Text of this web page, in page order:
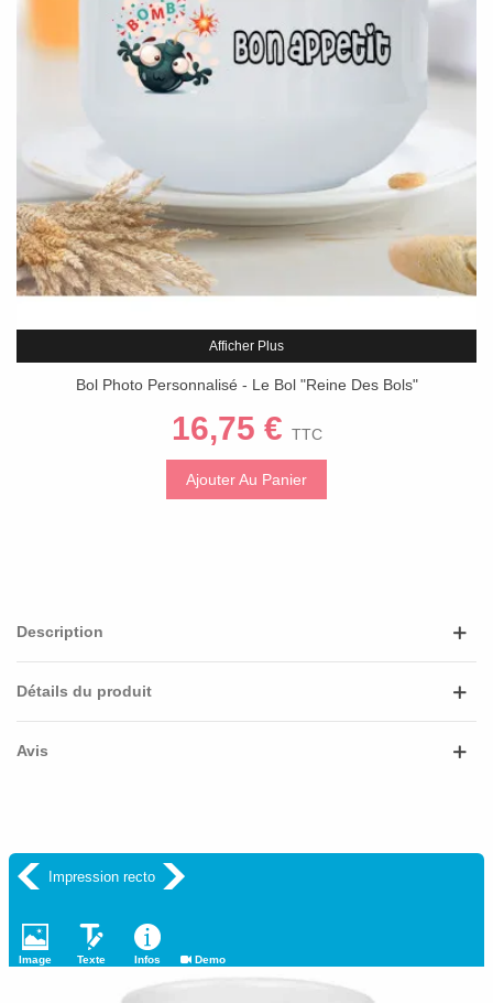
Afficher Plus
Bol Photo Personnalisé - Le Bol "Reine Des Bols"
16,75 € TTC
Ajouter Au Panier
Description
Détails du produit
Avis
Impression recto
Image Texte Infos Demo